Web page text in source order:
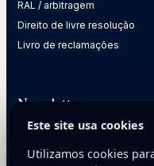
RAL / arbitragem
Direito de livre resolução
Livro de reclamações
Newsletter
sua empresa.
Este site usa cookies
Utilizamos cookies